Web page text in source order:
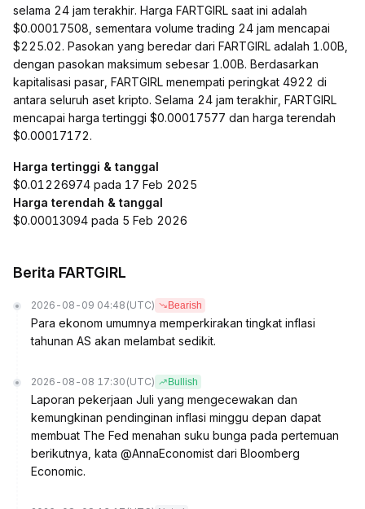
selama 24 jam terakhir. Harga FARTGIRL saat ini adalah
$0.00017508, sementara volume trading 24 jam mencapai
$225.02. Pasokan yang beredar dari FARTGIRL adalah 1.00B,
dengan pasokan maksimum sebesar 1.00B. Berdasarkan
kapitalisasi pasar, FARTGIRL menempati peringkat 4922 di
antara seluruh aset kripto. Selama 24 jam terakhir, FARTGIRL
mencapai harga tertinggi $0.00017577 dan harga terendah
$0.00017172.
Harga tertinggi & tanggal
$0.01226974 pada 17 Feb 2025
Harga terendah & tanggal
$0.00013094 pada 5 Feb 2026
Berita FARTGIRL
2026-08-09 04:48 (UTC) Bearish
Para ekonom umumnya memperkirakan tingkat inflasi
tahunan AS akan melambat sedikit.
2026-08-08 17:30 (UTC) Bullish
Laporan pekerjaan Juli yang mengecewakan dan
kemungkinan pendinginan inflasi minggu depan dapat
membuat The Fed menahan suku bunga pada pertemuan
berikutnya, kata @AnnaEconomist dari Bloomberg
Economic.